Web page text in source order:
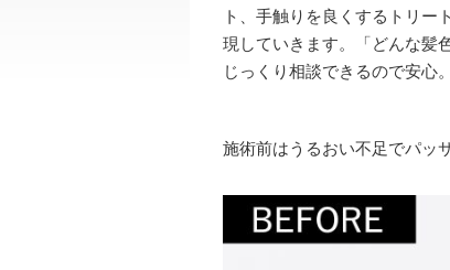
ト、手触りを良くするトリー
現していきます。「どんな髪
じっくり相談できるので安心
施術前はうるおい不足でパッ